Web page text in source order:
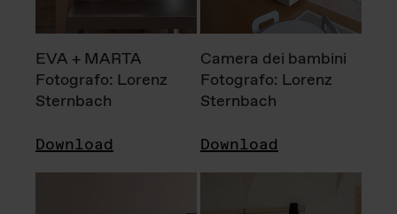
EVA + MARTA
Fotografo: Lorenz
Sternbach
Download
Camera dei bambini
Fotografo: Lorenz
Sternbach
Download